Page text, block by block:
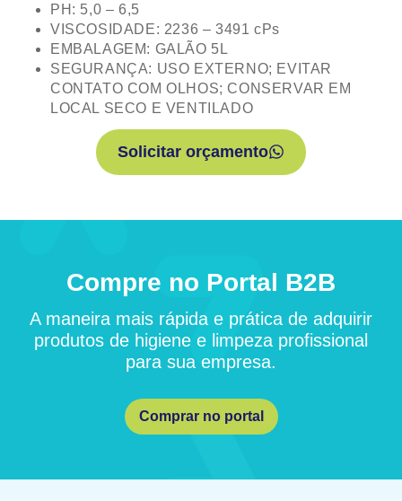
PH: 5,0 – 6,5
VISCOSIDADE: 2236 – 3491 cPs
EMBALAGEM: GALÃO 5L
SEGURANÇA: USO EXTERNO; EVITAR
CONTATO COM OLHOS; CONSERVAR EM
LOCAL SECO E VENTILADO
Solicitar orçamento
Compre no Portal B2B
A maneira mais rápida e prática de adquirir
produtos de higiene e limpeza profissional
para sua empresa.
Comprar no portal